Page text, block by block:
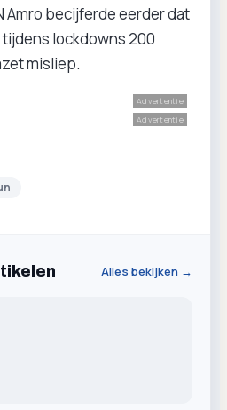
Amro becijferde eerder dat
lockdowns 200
misliep.
Advertentie
Advertentie
Alles bekijken →